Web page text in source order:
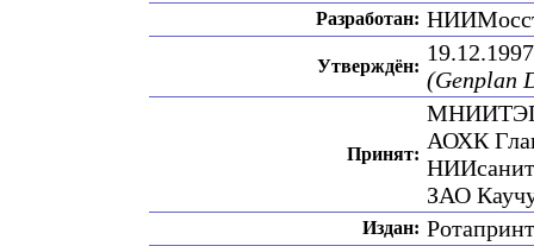
Разработан:
Утверждён:
(Genplan
Принят:
АОХК
ЗАО
Издан: